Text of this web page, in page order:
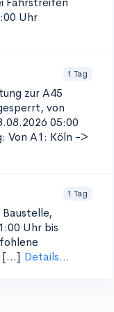
Uhr
1 Tag
zur A45
von
05:00
Von A1: Köln ->
1 Tag
Baustelle,
Uhr bis
[...] Details...